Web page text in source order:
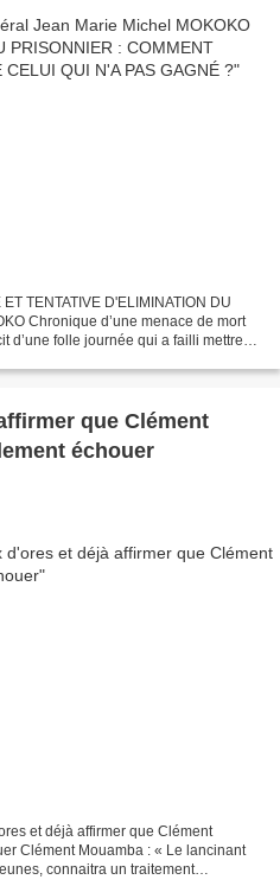
TENTATIVE D'ELIMINATION DU
Chronique d’une menace de mort
d’une folle journée qui a failli mettre
que Clément
échouer
et déjà affirmer que Clément
Clément Mouamba : « Le lancinant
connaitra un traitement